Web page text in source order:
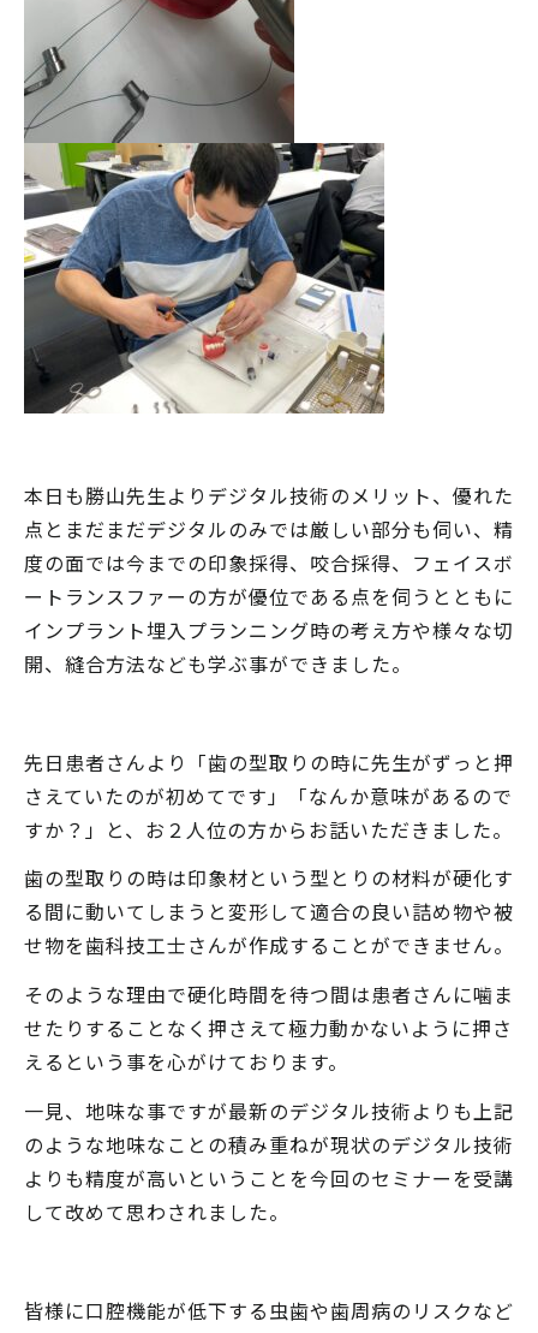
本日も勝山先生よりデジタル技術のメリット、優れた
点とまだまだデジタルのみでは厳しい部分も伺い、精
度の面では今までの印象採得、咬合採得、フェイスボ
ートランスファーの方が優位である点を伺うとともに
インプラント埋入プランニング時の考え方や様々な切
開、縫合方法なども学ぶ事ができました。
先日患者さんより「歯の型取りの時に先生がずっと押
さえていたのが初めてです」「なんか意味があるので
すか？」と、お２人位の方からお話いただきました。
歯の型取りの時は印象材という型とりの材料が硬化す
る間に動いてしまうと変形して適合の良い詰め物や被
せ物を歯科技工士さんが作成することができません。
そのような理由で硬化時間を待つ間は患者さんに噛ま
せたりすることなく押さえて極力動かないように押さ
えるという事を心がけております。
一見、地味な事ですが最新のデジタル技術よりも上記
のような地味なことの積み重ねが現状のデジタル技術
よりも精度が高いということを今回のセミナーを受講
して改めて思わされました。
皆様に口腔機能が低下する虫歯や歯周病のリスクなど